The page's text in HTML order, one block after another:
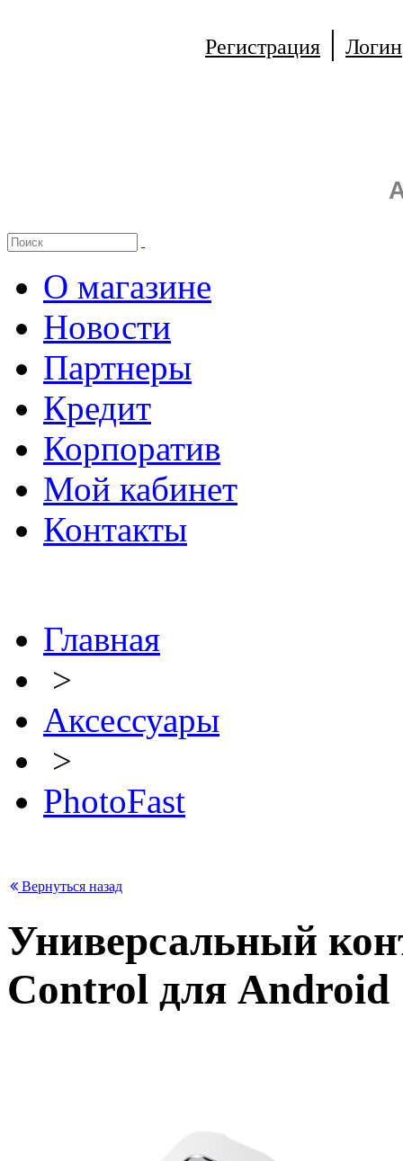
Регистрация | Логин
О магазине
Новости
Партнеры
Кредит
Корпоратив
Мой кабинет
Контакты
Главная
>
Аксессуары
>
PhotoFast
Вернуться назад
Универсальный
Control для Android